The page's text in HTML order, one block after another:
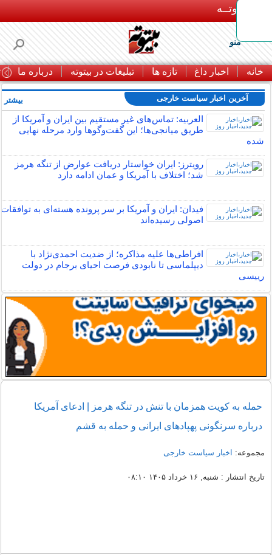
بـیتوتــه
منو
خانه اخبار داغ تازه ها تبلیغات در بیتوته درباره ما
آخرین اخبار سیاست خارجی
العربیه: تماس‌های غیر مستقیم بین ایران و آمریکا از
طریق میانجی‌ها؛ این گفت‌و‌گو‌ها وارد مرحله نهایی
شده
رویترز: ایران خواستار دریافت عوارض از تنگه هرمز
شد؛ اختلاف با آمریکا و عمان ادامه دارد
فیدان: ایران و آمریکا بر سر پرونده هسته‌ای به توافقات
اصولی رسیده‌اند
افراطی‌ها علیه مذاکره؛ از ضدیت احمدی‌نژاد با
دیپلماسی تا نابودی فرصت احیای برجام در دولت
رییسی
بیشتر
حمله به کویت همزمان با تنش در تنگه هرمز | ادعای آمریکا
درباره سرنگونی پهپادهای ایرانی و حمله به قشم
مجموعه: اخبار سیاست خارجی
تاریخ انتشار : شنبه, ۱۶ خرداد ۱۴۰۵ ۰۸:۱۰